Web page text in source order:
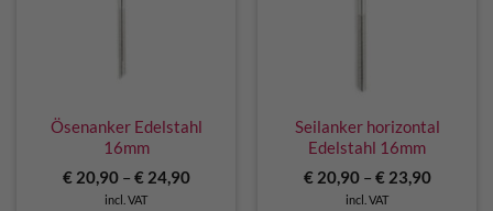
Ösenanker Edelstahl
16mm
€20,90– €24,90
incl. VAT
Seilanker horizontal
Edelstahl 16mm
€20,90– €23,90
incl. VAT